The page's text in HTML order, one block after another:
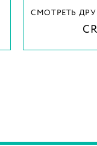
СМОТРЕТЬ